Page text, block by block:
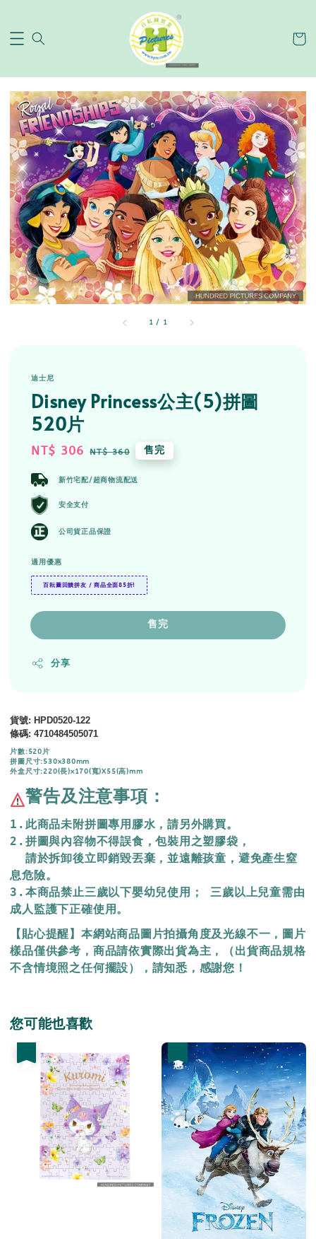
1 / 1
迪士尼
Disney Princess公主(5)拼圖
520片
Sale
NT$ 306 Regular
NT$ 360 售完
新竹宅配/超商物流配送
安全支付
公司貨正品保證
適用優惠
百耘圖回饋拼友 / 商品全面85折!
售完
分享
貨號: HPD0520-122
條碼: 4710484505071
片數:520片
拼圖尺寸:530x380mm
外盒尺寸:220(長)x170(寬)X55(高)mm
警告及注意事項：
1.此商品未附拼圖專用膠水，請另外購買。
2.拼圖與內容物不得誤食，包裝用之塑膠袋，
  請於拆卸後立即銷毀丟棄，
並遠離孩童，避免產生窒
息危險。
3.本商品禁止三歲以下嬰幼兒使用； 三歲以上兒童需由
成人監護下正確使用。
【貼心提醒】本網站商品圖片拍攝角度及光線不一，圖片
樣品僅供參考，商品請依實際出貨為主，（出貨商品規格
不含情境照之任何擺設），請知悉，感謝您！
您可能也喜歡